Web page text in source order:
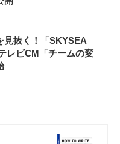
見抜く！「SKYSEA
レビCM「チームの変